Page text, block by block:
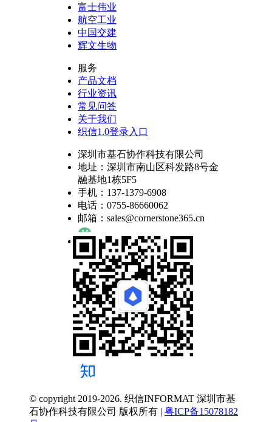
富士伟业
航空工业
中国交建
辉文生物
服务
产品文档
行业资讯
常见问答
关于我们
织信1.0登录入口
深圳市基石协作科技有限公司
地址：深圳市南山区科发路8号金
融基地1栋5F5
手机：137-1379-6908
电话：0755-86660062
邮箱：sales@cornerstone365.cn
© copyright 2019-2026. 织信INFORMAT 深圳市基
石协作科技有限公司 版权所有 | 粤ICP备15078182